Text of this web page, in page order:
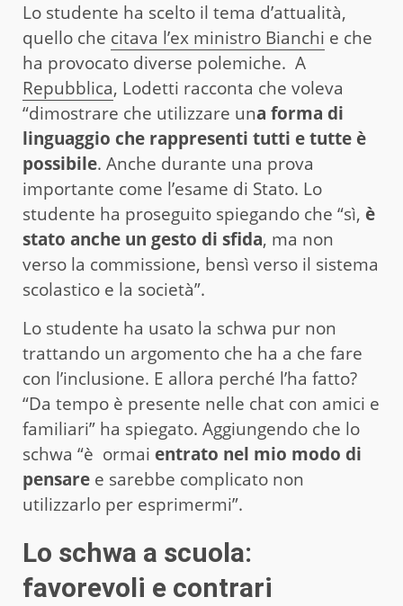
Lo studente ha scelto il tema d’attualità,
quello che citava l’ex ministro Bianchi e che
ha provocato diverse polemiche. A
Repubblica, Lodetti racconta che voleva
“dimostrare che utilizzare una forma di
linguaggio che rappresenti tutti e tutte è
possibile. Anche durante una prova
importante come l’esame di Stato. Lo
studente ha proseguito spiegando che “sì, è
stato anche un gesto di sfida, ma non
verso la commissione, bensì verso il sistema
scolastico e la società”.
Lo studente ha usato la schwa pur non
trattando un argomento che ha a che fare
con l’inclusione. E allora perché l’ha fatto?
“Da tempo è presente nelle chat con amici e
familiari” ha spiegato. Aggiungendo che lo
schwa “è ormai entrato nel mio modo di
pensare e sarebbe complicato non
utilizzarlo per esprimermi”.
Lo schwa a scuola:
favorevoli e contrari